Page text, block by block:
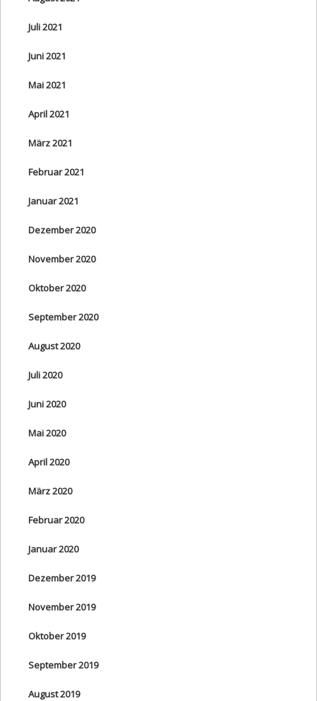
Juli 2021
Juni 2021
Mai 2021
April 2021
März 2021
Februar 2021
Januar 2021
Dezember 2020
November 2020
Oktober 2020
September 2020
August 2020
Juli 2020
Juni 2020
Mai 2020
April 2020
März 2020
Februar 2020
Januar 2020
Dezember 2019
November 2019
Oktober 2019
September 2019
August 2019